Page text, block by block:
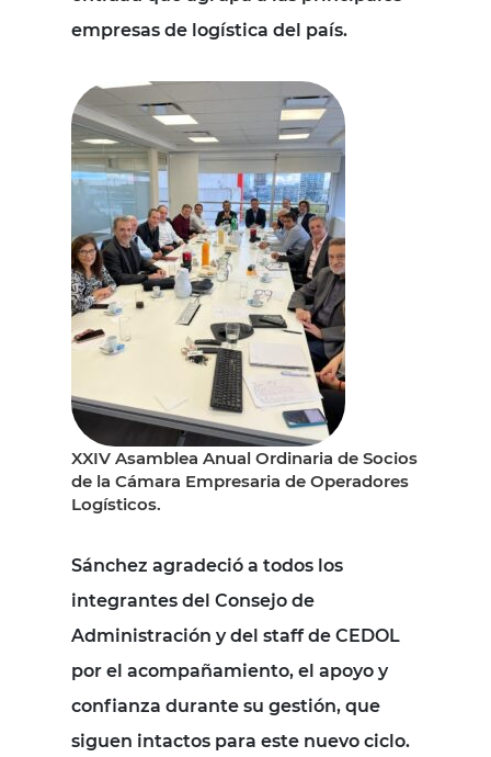
empresas de logística del país.
XXIV Asamblea Anual Ordinaria de Socios
de la Cámara Empresaria de Operadores
Logísticos.
Sánchez agradeció a todos los
integrantes del Consejo de
Administración y del staff de CEDOL
por el acompañamiento, el apoyo y
confianza durante su gestión, que
siguen intactos para este nuevo ciclo.